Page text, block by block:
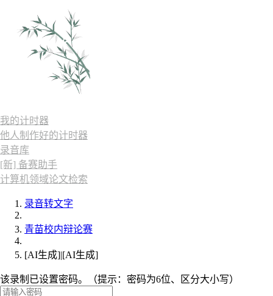
我的计时器
他人制作好的计时器
录音库
[新] 备赛助手
计算机领域论文检索
录音转文字
青苗校内辩论赛
[AI生成]|[AI生成]
该录制已设置密码。（提示：密码为6位、区分大小写）